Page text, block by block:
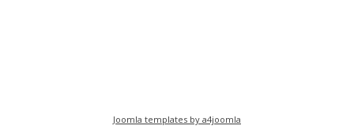
Joomla templates by a4joomla